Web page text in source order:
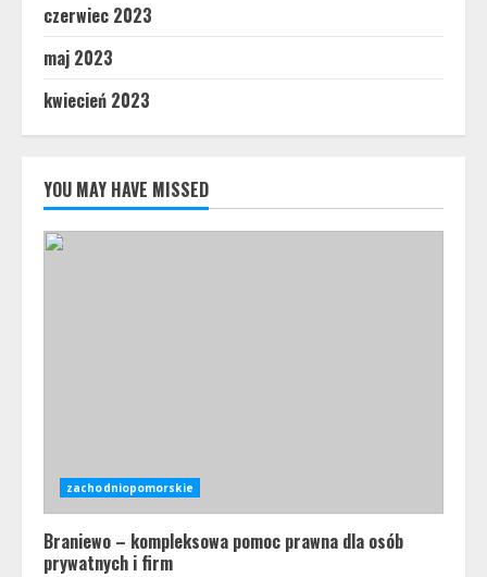
czerwiec 2023
maj 2023
kwiecień 2023
YOU MAY HAVE MISSED
zachodniopomorskie
Braniewo – kompleksowa pomoc prawna dla osób
prywatnych i firm